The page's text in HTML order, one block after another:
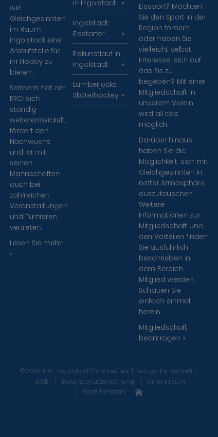
wie
Gleichgesinnten
im Raum
Ingolstadt eine
Anlaufstelle für
ihr Hobby zu
bieten.
Seitdem hat der
ERCI sich
ständig
weiterentwickelt,
fördert den
Nachwuchs
und ist mit
seinen
Mannschaften
auch bei
zahlreichen
Veranstaltungen
und Turnieren
vertreten.
Lesen Sie mehr
»
in Ingolstadt
Ingolstadt
Eisstarter
Eiskunstlauf in
Ingolstadt
Lumberjacks
Skaterhockey
Eissport? Möchten
Sie den Sport in der
Region fördern
oder haben Sie
vielleicht selbst
Interesse, sich auf
das Eis zu
begeben? Mit einer
Mitgliedschaft in
unserem Verein
wird all das
möglich.
Darüber hinaus
haben Sie die
Möglichkeit, sich mit
Gleichgesinnten in
netter Atmosphäre
auszutauschen.
Weitere
Informationen zur
Mitgliedschaft und
den Vorteilen finden
Sie ausführlich
beschrieben in
dem Bereich
Mitglied werden.
Schauen Sie
einfach einmal
herein.
Mitgliedschaft
beantragen »
©2026 ERC Ingolstadt"Panther" e.V. | Design by Beckett |
AGB
Datenschutzerklärung
Impressum
Eiszeitenplan